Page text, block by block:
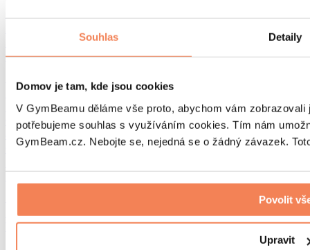
Souhlas Detaily
Domov je tam, kde jsou cookies
V GymBeamu děláme vše proto, abychom vám
potřebujeme souhlas s využíváním cookies. Tím nám
GymBeam.cz. Nebojte se, nejedná se o žádný závazek.
Povolit
Upravit
Batohy
Běh
Bojové sporty
Cyklistika
Jóga a pilates
Otužování
Turistika
Red Light Therapy
Vodní filtry a konvice